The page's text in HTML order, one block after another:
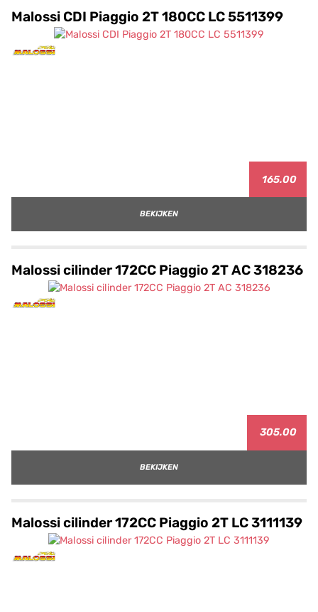
Malossi CDI Piaggio 2T 180CC LC 5511399
165.00
BEKIJKEN
Malossi cilinder 172CC Piaggio 2T AC 318236
305.00
BEKIJKEN
Malossi cilinder 172CC Piaggio 2T LC 3111139